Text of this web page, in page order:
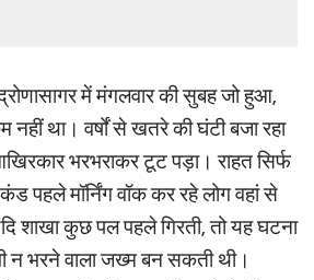
में मंगलवार की सुबह जो हुआ,
नहीं था। वर्षों से खतरे की घंटी बजा रहा
भरभराकर टूट पड़ा। राहत सिर्फ
पहले मॉर्निंग वॉक कर रहे लोग वहां से
कुछ पल पहले गिरती, तो यह घटना
न भरने वाला जख्म बन सकती थी।